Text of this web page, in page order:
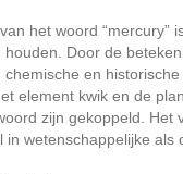
het woord
Door de
en
element kwik en de
zijn gekoppeld. Het
wetenschappelijke als